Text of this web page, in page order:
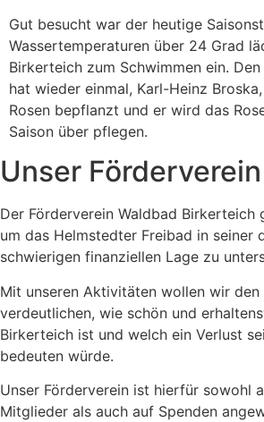
Gut besucht war der heutige
Wassertemperaturen über 24 Grad
Birkerteich zum Schwimmen ein.
hat wieder einmal, Karl-Heinz
Rosen bepflanzt und er wird das
Saison über pflegen.
Unser Förderverein
Der Förderverein Waldbad Birkerteich
um das Helmstedter Freibad in seiner
schwierigen finanziellen Lage zu
Mit unseren Aktivitäten wollen wir den
verdeutlichen, wie schön und
Birkerteich ist und welch ein Verlust
bedeuten würde.
Unser Förderverein ist hierfür sowohl
Mitglieder als auch auf Spenden